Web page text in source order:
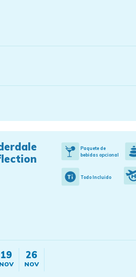
Paquete de
bebidas opcional
Todo Incluido
19
NOV
26
NOV